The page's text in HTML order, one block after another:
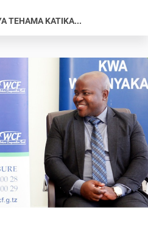
TEHAMA KATIKA...